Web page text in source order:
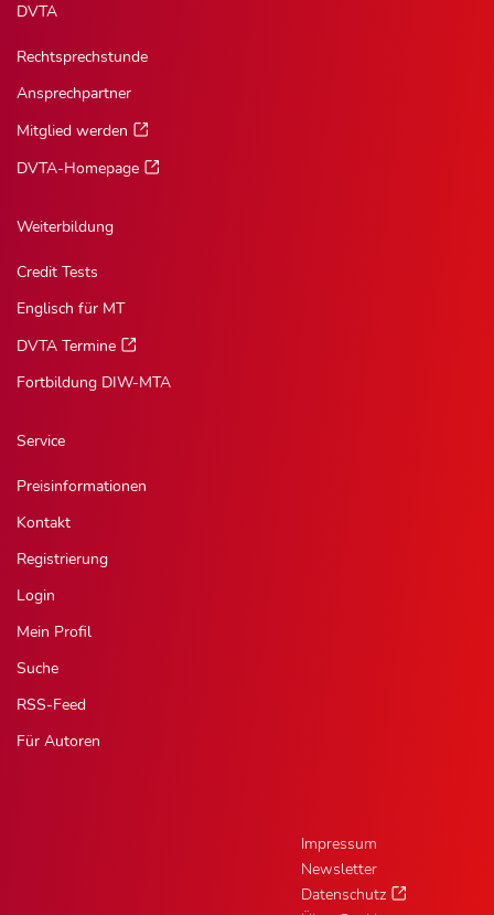
DVTA
Rechtsprechstunde
Ansprechpartner
Mitglied werden
DVTA-Homepage
Weiterbildung
Credit Tests
Englisch für MT
DVTA Termine
Fortbildung DIW-MTA
Service
Preisinformationen
Kontakt
Registrierung
Login
Mein Profil
Suche
RSS-Feed
Für Autoren
Impressum
Newsletter
Datenschutz